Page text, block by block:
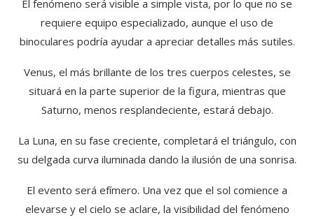
El fenómeno será visible a simple vista, por lo que no se
requiere equipo especializado, aunque el uso de
binoculares podría ayudar a apreciar detalles más sutiles.
Venus, el más brillante de los tres cuerpos celestes, se
situará en la parte superior de la figura, mientras que
Saturno, menos resplandeciente, estará debajo.
La Luna, en su fase creciente, completará el triángulo, con
su delgada curva iluminada dando la ilusión de una sonrisa.
El evento será efímero. Una vez que el sol comience a
elevarse y el cielo se aclare, la visibilidad del fenómeno